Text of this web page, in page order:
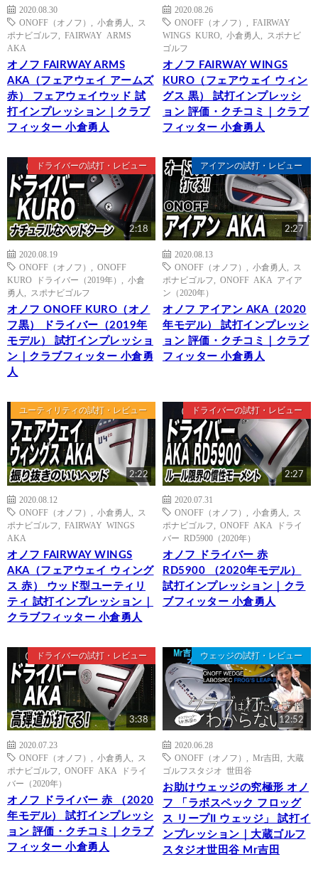
2020.08.30
ONOFF（オノフ）
小倉勇人
ス
ポナビゴルフ
FAIRWAY ARMS
AKA
オノフ FAIRWAY ARMS
AKA（フェアウェイ アームズ
赤） フェアウェイウッド 試
打インプレッション｜クラブ
フィッター 小倉勇人
2020.08.26
ONOFF（オノフ）
FAIRWAY
WINGS KURO
小倉勇人
スポナビ
ゴルフ
オノフ FAIRWAY WINGS
KURO（フェアウェイ ウィン
グス 黒） 試打インプレッシ
ョン 評価・クチコミ｜クラブ
フィッター 小倉勇人
ドライバーの試打・レビュー
2:18
2020.08.19
ONOFF（オノフ）
ONOFF
KURO ドライバー（2019年）
小倉
勇人
スポナビゴルフ
オノフ ONOFF KURO（オノ
フ黒） ドライバー（2019年
モデル） 試打インプレッショ
ン｜クラブフィッター 小倉勇
人
アイアンの試打・レビュー
2:27
2020.08.13
ONOFF（オノフ）
小倉勇人
ス
ポナビゴルフ
ONOFF AKA アイア
ン（2020年）
オノフ アイアン AKA（2020
年モデル） 試打インプレッシ
ョン 評価・クチコミ｜クラブ
フィッター 小倉勇人
ユーティリティの試打・レビュー
2:22
2020.08.12
ONOFF（オノフ）
小倉勇人
ス
ポナビゴルフ
FAIRWAY WINGS
AKA
オノフ FAIRWAY WINGS
AKA（フェアウェイ ウィング
ス 赤） ウッド型ユーティリ
ティ 試打インプレッション｜
クラブフィッター 小倉勇人
ドライバーの試打・レビュー
2:27
2020.07.31
ONOFF（オノフ）
小倉勇人
ス
ポナビゴルフ
ONOFF AKA ドライ
バー RD5900（2020年）
オノフ ドライバー 赤
RD5900 （2020年モデル）
試打インプレッション｜クラ
ブフィッター 小倉勇人
ドライバーの試打・レビュー
3:38
2020.07.23
ONOFF（オノフ）
小倉勇人
ス
ポナビゴルフ
ONOFF AKA ドライ
バー（2020年）
オノフ ドライバー 赤 （2020
年モデル） 試打インプレッシ
ョン 評価・クチコミ｜クラブ
フィッター 小倉勇人
ウェッジの試打・レビュー
12:52
2020.06.28
ONOFF（オノフ）
Mr吉田
大蔵
ゴルフスタジオ 世田谷
お助けウェッジの究極形 オノ
フ 「ラボスペック フロッグ
ス リープII ウェッジ」 試打イ
ンプレッション｜大蔵ゴルフ
スタジオ世田谷 Mr吉田